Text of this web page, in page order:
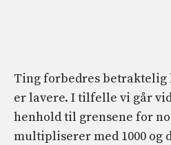
Ting forbedres betraktelig
er lavere. I tilfelle vi går
henhold til grensene for
multipliserer med 1000 og